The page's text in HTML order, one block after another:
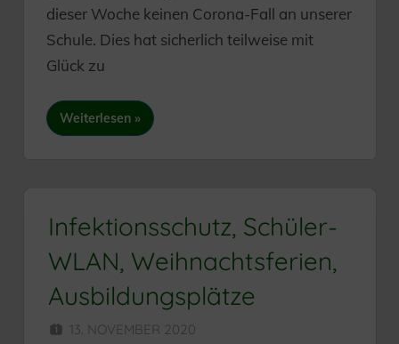
dieser Woche keinen Corona-Fall an unserer
Schule. Dies hat sicherlich teilweise mit
Glück zu
Weiterlesen
Infektionsschutz, Schüler-
WLAN, Weihnachtsferien,
Ausbildungsplätze
13. NOVEMBER 2020